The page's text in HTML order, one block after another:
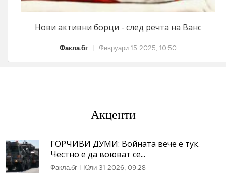
Нови активни борци - след речта на Ванс
Факла.бг Февруари 15 2025, 10:50
Акценти
ГОРЧИВИ ДУМИ: Войната вече е тук.
Честно е да воюват се...
Факла.бг | Юли 31 2026, 09:28